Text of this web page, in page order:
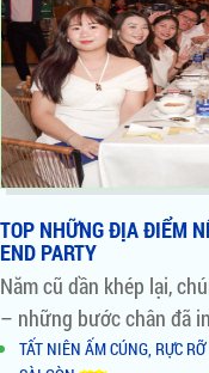
TOP NHỮNG ĐỊA ĐIỂM
END PARTY
Năm cũ dần khép lại,
– những bước chân đã
TẤT NIÊN ẤM CÚNG, RỰC